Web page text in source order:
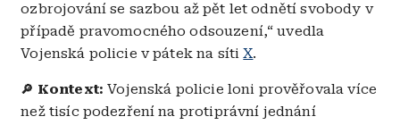
ozbrojování se sazbou až pět let odnětí svobody v
případě pravomocného odsouzení,“ uvedla
Vojenská policie v pátek na sítiX.
🔎 Kontext: Vojenská policie loni prověřovala více
než tisíc podezření na protiprávní jednání